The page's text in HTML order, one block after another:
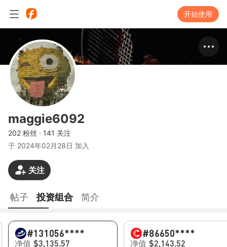
开始使用
maggie6092
202 粉丝 · 141 关注
于 2024年02月28日 加入
关注
帖子 投资组合 简介
#131056****
净值 $3,135.57
#86650****
净值 $2,143.52